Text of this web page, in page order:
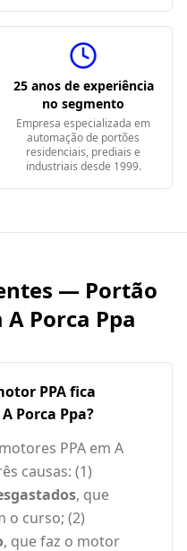
25 anos de experiência
no segmento
Empresa especializada em
automação de portões
residenciais, prediais e
industriais desde 1999.
— Portão
A Porca Ppa
PPA fica
Porca Ppa?
PPA em A
causas: (1)
, que
o curso; (2)
, que faz o motor